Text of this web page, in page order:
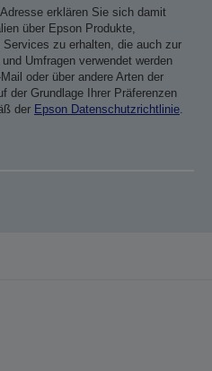
erklären Sie sich damit
über Epson Produkte,
zu erhalten, die auch zur
Umfragen verwendet werden
oder über andere Arten der
der Grundlage Ihrer Präferenzen
der Epson Datenschutzrichtlinie